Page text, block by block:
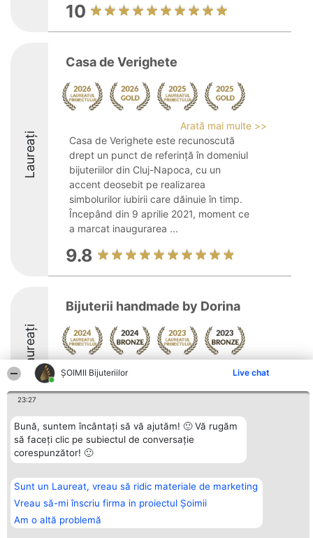
ŞOIMII Bijuteriilor Live chat
23:27
Bună, suntem încântați să vă ajutăm! 🙂 Vă rugăm
să faceți clic pe subiectul de conversație
corespunzător! 🙂
Sunt un Laureat, vreau să ridic materiale de marketing
Vreau să-mi înscriu firma in proiectul Șoimii
Am o altă problemă
10
Laureați
Casa de Verighete
Arată mai multe >>
Casa de Verighete este recunoscută
drept un punct de referință în domeniul
bijuteriilor din Cluj-Napoca, cu un
accent deosebit pe realizarea
simbolurilor iubirii care dăinuie în timp.
Începând din 9 aprilie 2021, moment ce
a marcat inaugurarea ...
9.8
Laureați
Bijuterii handmade by Dorina
Arată mai multe >>
Organizator Ranking
BRIGHT SOLUTIONS BR SRL
Sc. A Et. 4 Ap. 13 Cod 061952
București
CUI 36737675
tel: +40 770 990 492
Plebiscyt
Laureaților
Reguli
Politica de